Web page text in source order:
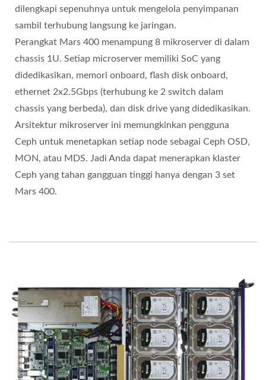
dilengkapi sepenuhnya untuk mengelola penyimpanan
sambil terhubung langsung ke jaringan.
Perangkat Mars 400 menampung 8 mikroserver di dalam
chassis 1U. Setiap microserver memiliki SoC yang
didedikasikan, memori onboard, flash disk onboard,
ethernet 2x2.5Gbps (terhubung ke 2 switch dalam
chassis yang berbeda), dan disk drive yang didedikasikan.
Arsitektur mikroserver ini memungkinkan pengguna
Ceph untuk menetapkan setiap node sebagai Ceph OSD,
MON, atau MDS. Jadi Anda dapat menerapkan klaster
Ceph yang tahan gangguan tinggi hanya dengan 3 set
Mars 400.